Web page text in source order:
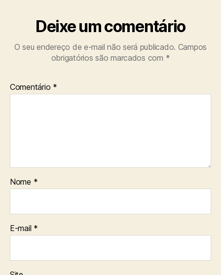
Deixe um comentário
O seu endereço de e-mail não será publicado. Campos
obrigatórios são marcados com *
Comentário *
Nome *
E-mail *